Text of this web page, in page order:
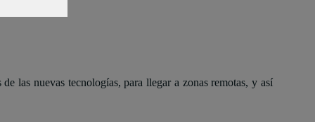
las nuevas tecnologías, para llegar a zonas remotas, y así